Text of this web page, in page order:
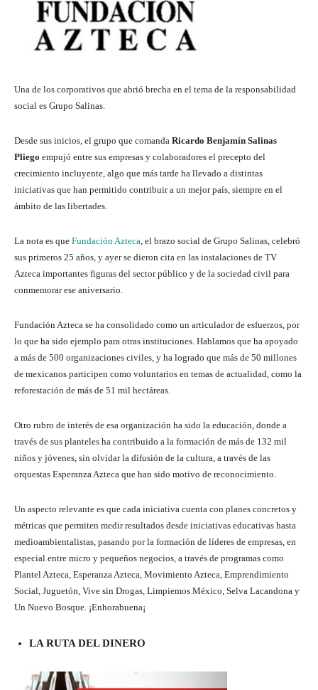
Una de los corporativos que abrió brecha en el tema de la responsabilidad
social es Grupo Salinas.
Desde sus inicios, el grupo que comanda Ricardo Benjamín Salinas
Pliego empujó entre sus empresas y colaboradores el precepto del
crecimiento incluyente, algo que más tarde ha llevado a distintas
iniciativas que han permitido contribuir a un mejor país, siempre en el
ámbito de las libertades.
La nota es que Fundación Azteca , el brazo social de Grupo Salinas, celebró
sus primeros 25 años, y ayer se dieron cita en las instalaciones de TV
Azteca importantes figuras del sector público y de la sociedad civil para
conmemorar ese aniversario.
Fundación Azteca se ha consolidado como un articulador de esfuerzos, por
lo que ha sido ejemplo para otras instituciones. Hablamos que ha apoyado
a más de 500 organizaciones civiles, y ha logrado que más de 50 millones
de mexicanos participen como voluntarios en temas de actualidad, como la
reforestación de más de 51 mil hectáreas.
Otro rubro de interés de esa organización ha sido la educación, donde a
través de sus planteles ha contribuido a la formación de más de 132 mil
niños y jóvenes, sin olvidar la difusión de la cultura, a través de las
orquestas Esperanza Azteca que han sido motivo de reconocimiento.
Un aspecto relevante es que cada iniciativa cuenta con planes concretos y
métricas que permiten medir resultados desde iniciativas educativas hasta
medioambientalistas, pasando por la formación de líderes de empresas, en
especial entre micro y pequeños negocios, a través de programas como
Plantel Azteca, Esperanza Azteca, Movimiento Azteca, Emprendimiento
Social, Juguetón, Vive sin Drogas, Limpiemos México, Selva Lacandona y
Un Nuevo Bosque. ¡Enhorabuena¡
LA RUTA DEL DINERO